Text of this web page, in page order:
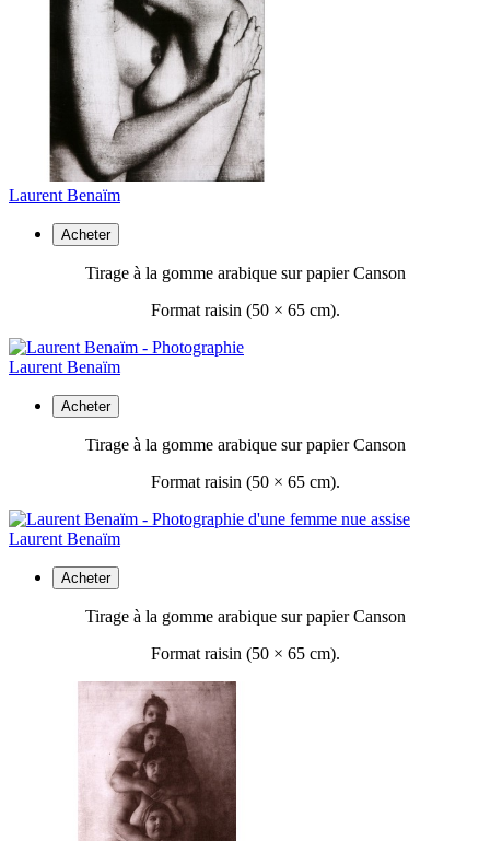
Laurent Benaïm
Acheter
Tirage à la gomme arabique sur papier Canson
Format raisin (50 × 65 cm).
Laurent Benaïm
Acheter
Tirage à la gomme arabique sur papier Canson
Format raisin (50 × 65 cm).
Laurent Benaïm
Acheter
Tirage à la gomme arabique sur papier Canson
Format raisin (50 × 65 cm).